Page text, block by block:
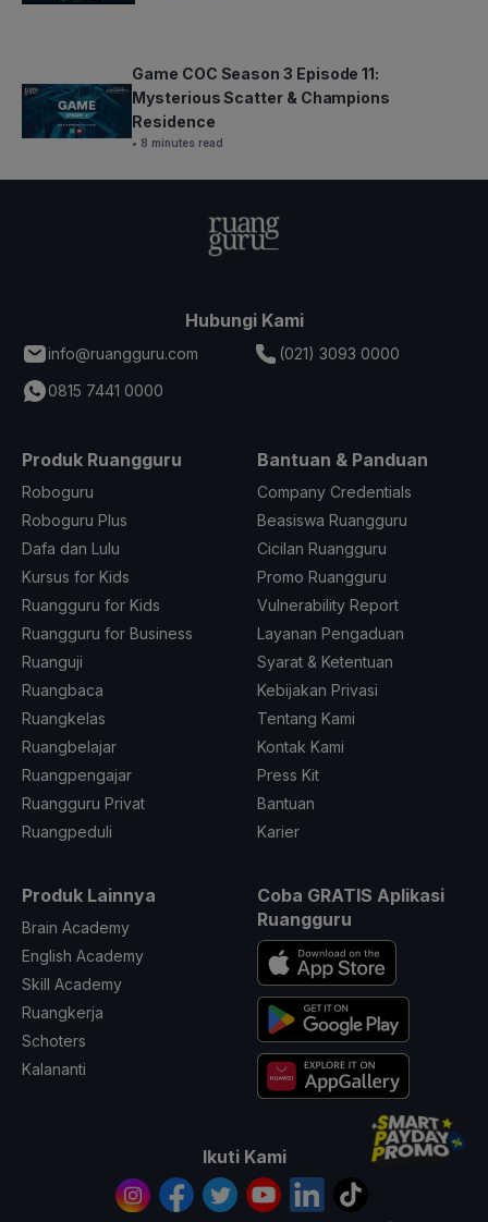
Game COC Season 3 Episode 11:
Mysterious Scatter & Champions
Residence
• 8 minutes read
Hubungi Kami
info@ruangguru.com
(021) 3093 0000
0815 7441 0000
Produk Ruangguru
Roboguru
Roboguru Plus
Dafa dan Lulu
Kursus for Kids
Ruangguru for Kids
Ruangguru for Business
Ruanguji
Ruangbaca
Ruangkelas
Ruangbelajar
Ruangpengajar
Ruangguru Privat
Ruangpeduli
Bantuan & Panduan
Company Credentials
Beasiswa Ruangguru
Cicilan Ruangguru
Promo Ruangguru
Vulnerability Report
Layanan Pengaduan
Syarat & Ketentuan
Kebijakan Privasi
Tentang Kami
Kontak Kami
Press Kit
Bantuan
Karier
Produk Lainnya
Brain Academy
English Academy
Skill Academy
Ruangkerja
Schoters
Kalananti
Coba GRATIS Aplikasi
Ruangguru
Ikuti Kami